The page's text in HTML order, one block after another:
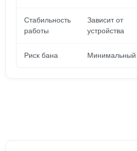
Стабильность
работы
Зависит от
устройства
Риск бана Минимальный